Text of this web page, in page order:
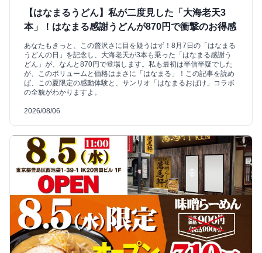
【はなまるうどん】私が二度見した「大海老天3
本」！はなまる感謝うどんが870円で衝撃のお得感
あなたもきっと、この贅沢さに目を疑うはず！8月7日の「はなまる
うどんの日」を記念し、大海老天が3本も乗った「はなまる感謝う
どん」が、なんと870円で登場します。私も最初は半信半疑でした
が、このボリュームと価格はまさに「はなまる」！この記事を読め
ば、この夏限定の感動体験と、サンリオ「はなまるおばけ」コラボ
の全貌がわかりますよ。
2026/08/06